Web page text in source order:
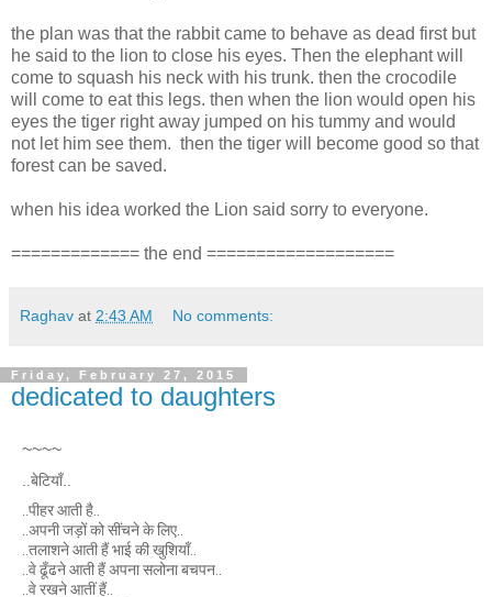
the plan was that the rabbit came to behave as dead first but
he said to the lion to close his eyes. Then the elephant will
come to squash his neck with his trunk. then the crocodile
will come to eat this legs. then when the lion would open his
eyes the tiger right away jumped on his tummy and would
not let him see them. then the tiger will become good so that
forest can be saved.
when his idea worked the Lion said sorry to everyone.
============= the end ===================
Raghav at 2:43 AM No comments:
Friday, February 27, 2015
dedicated to daughters
~~~~
..बेटियाँ..
..पीहर आती है..
..अपनी जड़ों को सींचने के लिए..
..तलाशने आती हैं भाई की खुशियाँ..
..वे ढूँढने आती हैं अपना सलोना बचपन..
..वे रखने आतीं हैं..